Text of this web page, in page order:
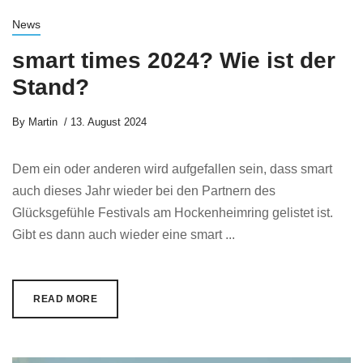
News
smart times 2024? Wie ist der
Stand?
By Martin 13. August 2024
Dem ein oder anderen wird aufgefallen sein, dass smart
auch dieses Jahr wieder bei den Partnern des
Glücksgefühle Festivals am Hockenheimring gelistet ist.
Gibt es dann auch wieder eine smart ...
READ MORE